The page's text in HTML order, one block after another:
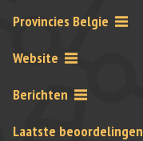
Provincies Belgie
Website
Berichten
Laatste beoordelingen